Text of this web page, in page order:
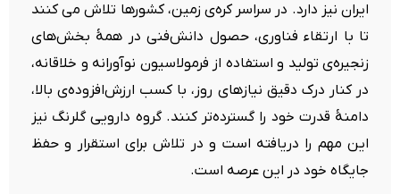
ایران نیز دارد. در سراسر کره‌ی زمین، کشورها تلاش می کنند
تا با ارتقاء فناوری، حصول دانش‌فنی در همۀ بخش‌های
زنجیره‌ی تولید و استفاده از فرمولاسیون نوآورانه و خلاقانه،
در کنار درک دقیق نیازهای روز، با کسب ارزش‌افزوده‌ی بالا،
دامنۀ قدرت خود را گسترده‌تر کنند. گروه دارویی گلرنگ نیز
این مهم را دریافته است و در تلاش برای استقرار و حفظ
جایگاه خود در این عرصه است.